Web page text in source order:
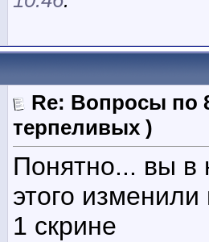
Re: Вопросы по
терпеливых )
Понятно... вы в
этого
1 скрине